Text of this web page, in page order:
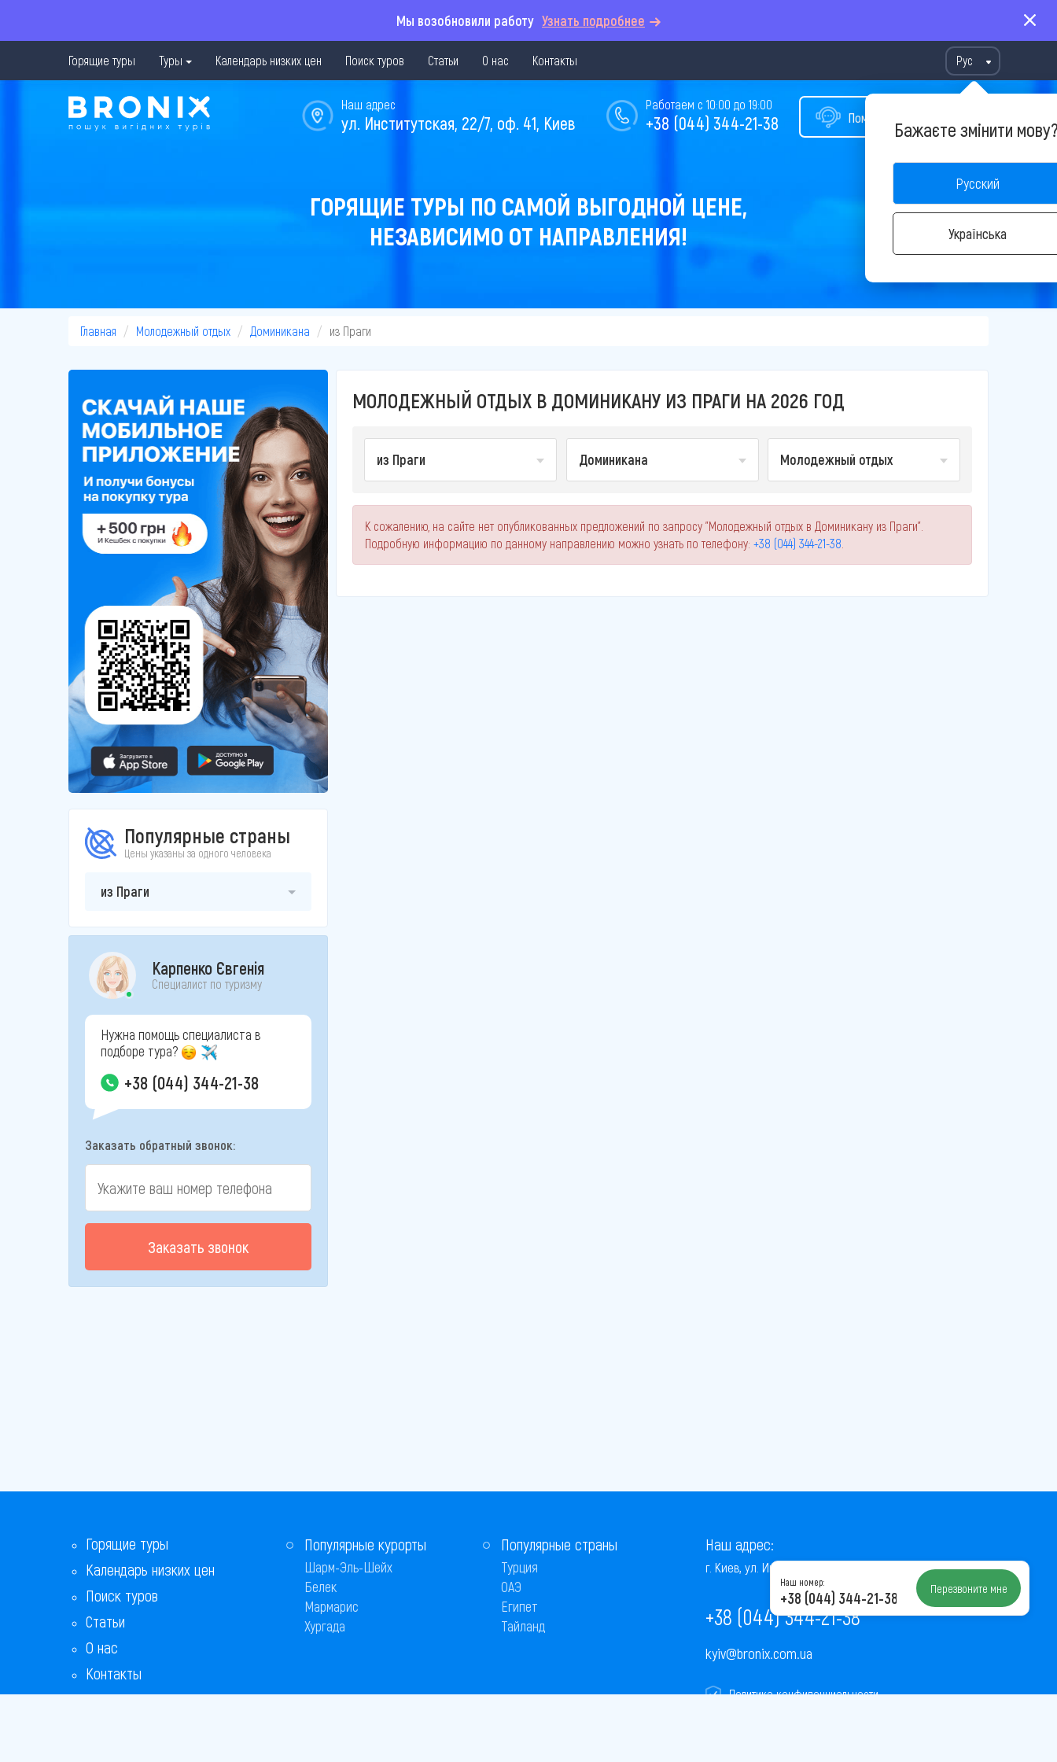
Мы возобновили работу Узнать подробнее
Горящие туры Туры Календарь низких цен Поиск туров Статьи О нас Контакты Рус
Бажаєте змінити
Русский
Українська
Помощь в подборе тура
Работаем с 10:00 до 19:00
+38 (044) 344-21-38
Наш адрес
ул. Институтская, 22/7, оф. 41, Киев
ГОРЯЩИЕ ТУРЫ ПО САМОЙ ВЫГОДНОЙ ЦЕНЕ,
НЕЗАВИСИМО ОТ НАПРАВЛЕНИЯ!
Главная Молодежный отдых Доминикана из Праги
Популярные страны
Цены указаны за одного человека
из Праги
Карпенко Євгенія
Специалист по туризму
Нужна помощь специалиста в
подборе тура?
+38 (044) 344-21-38
Заказать обратный звонок:
Заказать звонок
МОЛОДЕЖНЫЙ ОТДЫХ В ДОМИНИКАНУ ИЗ ПРАГИ НА 2026 ГОД
из Праги Доминикана Молодежный отдых
К сожалению, на сайте нет опубликованных предложений по запросу "Молодежный отдых в Доминикану из Праги".
Подробную информацию по данному направлению можно узнать по телефону: +38 (044) 344-21-38
Горящие туры
Календарь низких цен
Поиск туров
Статьи
О нас
Контакты
Бонусная программа
Популярные курорты
Шарм-Эль-Шейх
Белек
Мармарис
Хургада
Популярные страны
Турция
ОАЭ
Египет
Тайланд
Наш адрес:
г. Киев, ул. Институтская, 22/7, оф. 41
+38 (044) 344-21-38
kyiv@bronix.com.ua
Политика конфиденциальности
Наш номер:
+38 (044) 344-21-38 Перезвоните мне